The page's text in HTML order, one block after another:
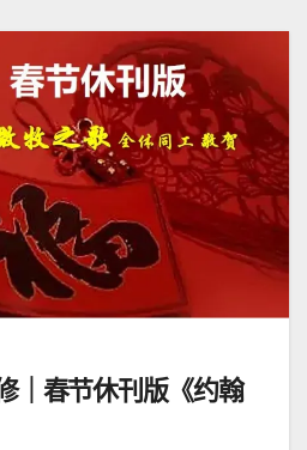
｜春节休刊版《约翰